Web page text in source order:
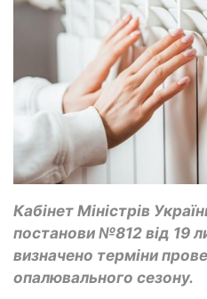
Кабінет Міністрів
постанови №812 від 19
визначено терміни
опалювального сезону.